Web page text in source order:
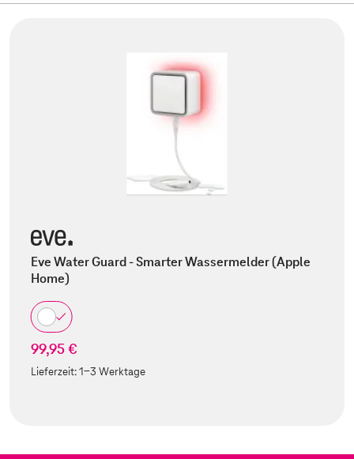
Eve Water Guard - Smarter Wassermelder (Apple
Home)
99,95 €
Lieferzeit:1-3 Werktage